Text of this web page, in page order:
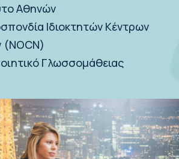
Aθηνών
Ιδιοκτητών Κέντρων
Γλωσσομάθειας